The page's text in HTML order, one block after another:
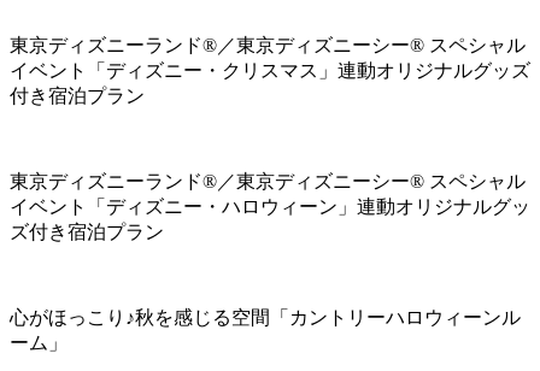
東京ディズニーランド®／東京ディズニーシー® スペシャル
イベント「ディズニー・クリスマス」連動オリジナルグッズ
付き宿泊プラン
東京ディズニーランド®／東京ディズニーシー® スペシャル
イベント「ディズニー・ハロウィーン」連動オリジナルグッ
ズ付き宿泊プラン
心がほっこり♪秋を感じる空間「カントリーハロウィーンル
ーム」